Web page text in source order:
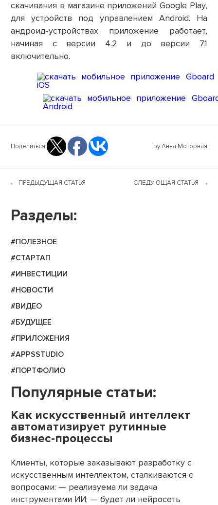
скачивания в магазине приложений Google Play,
для устройств под управлением Android. На
андроид-устройствах приложение работает,
начиная с версии 4.2 и до версии 7.1
включительно.
Поделиться by Анна Моторная
ПРЕДЫДУЩАЯ СТАТЬЯ СЛЕДУЮЩАЯ СТАТЬЯ
Разделы:
#ПОЛЕЗНОЕ
#СТАРТАП
#ИНВЕСТИЦИИ
#НОВОСТИ
#ВИДЕО
#БУДУЩЕЕ
#ПРИЛОЖЕНИЯ
#APPSSTUDIO
#ПОРТФОЛИО
Популярные статьи:
Как искусственный интеллект
автоматизирует рутинные
бизнес-процессы
Клиенты, которые заказывают разработку с
искусственным интеллектом, сталкиваются с
вопросами: — реализуема ли задача
инструментами ИИ; — будет ли нейросеть